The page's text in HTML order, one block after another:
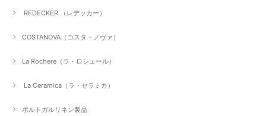
REDECKER （レデッカー）
COSTANOVA（コスタ・ノヴァ）
La Rochere（ラ・ロシェール）
La Ceramica（ラ・セラミカ）
ポルトガルリネン製品